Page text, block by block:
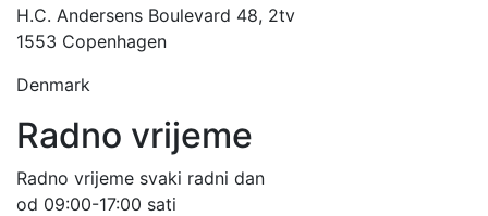
H.C. Andersens Boulevard 48, 2tv
1553 Copenhagen
Denmark
Radno vrijeme
Radno vrijeme svaki radni dan
od 09:00-17:00 sati